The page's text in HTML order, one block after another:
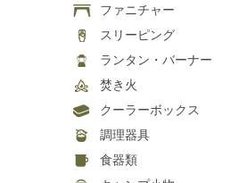
ファニチャー
スリーピング
ランタン・バーナー
焚き火
クーラーボックス
調理器具
食器類